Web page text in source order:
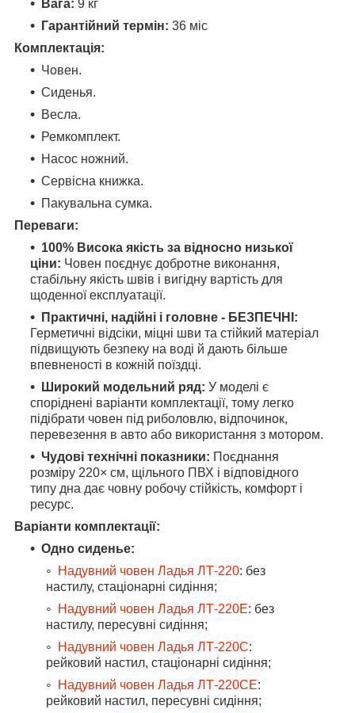
Вага: 9 кг
Гарантійний термін: 36 міс
Комплектація:
Човен.
Сиденья.
Весла.
Ремкомплект.
Насос ножний.
Сервісна книжка.
Пакувальна сумка.
Переваги:
100% Висока якість за відносно низької
ціни: Човен поєднує добротне виконання,
стабільну якість швів і вигідну вартість для
щоденної експлуатації.
Практичні, надійні і головне - БЕЗПЕЧНІ:
Герметичні відсіки, міцні шви та стійкий матеріал
підвищують безпеку на воді й дають більше
впевненості в кожній поїздці.
Широкий модельний ряд: У моделі є
споріднені варіанти комплектації, тому легко
підібрати човен під риболовлю, відпочинок,
перевезення в авто або використання з мотором.
Чудові технічні показники: Поєднання
розміру 220× см, щільного ПВХ і відповідного
типу дна дає човну робочу стійкість, комфорт і
ресурс.
Варіанти комплектації:
Одно сиденье:
Надувний човен Ладья ЛТ-220: без
настилу, стаціонарні сидіння;
Надувний човен Ладья ЛТ-220Е: без
настилу, пересувні сидіння;
Надувний човен Ладья ЛТ-220С:
рейковий настил, стаціонарні сидіння;
Надувний човен Ладья ЛТ-220СЕ:
рейковий настил, пересувні сидіння;